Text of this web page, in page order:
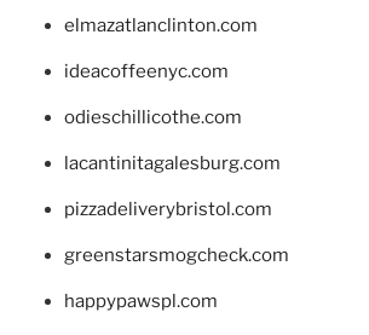
elmazatlanclinton.com
ideacoffeenyc.com
odieschillicothe.com
lacantinitagalesburg.com
pizzadeliverybristol.com
greenstarsmogcheck.com
happypawspl.com